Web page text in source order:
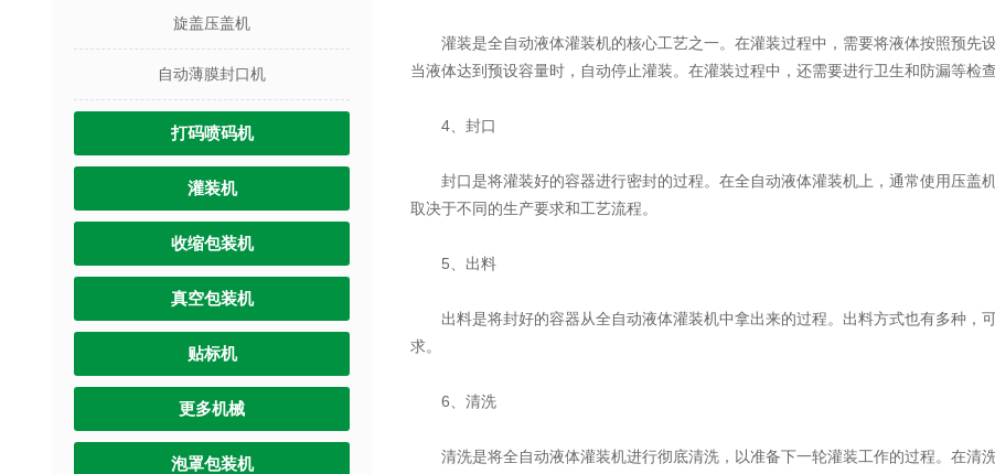
旋盖压盖机
自动薄膜封口机
打码喷码机
灌装机
收缩包装机
真空包装机
贴标机
更多机械
泡罩包装机
灌装是全自动液体灌装机的核心工艺之一。在灌装过程中，需要将液体按照预先
当液体达到预设容量时，自动停止灌装。在灌装过程中，还需要进行卫生和防漏等检
4、封口
封口是将灌装好的容器进行密封的过程。在全自动液体灌装机上，通常使用压盖
取决于不同的生产要求和工艺流程。
5、出料
出料是将封好的容器从全自动液体灌装机中拿出来的过程。出料方式也有多种，
求。
6、清洗
清洗是将全自动液体灌装机进行彻底清洗，以准备下一轮灌装工作的过程。在清